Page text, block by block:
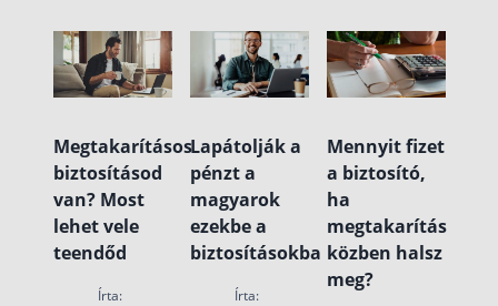
Megtakarításos
biztosításod
van? Most
lehet vele
teendőd
Írta:
Lapátolják a
pénzt a
magyarok
ezekbe a
biztosításokba
Írta:
Mennyit fizet
a biztosító,
ha
megtakarítás
közben halsz
meg?